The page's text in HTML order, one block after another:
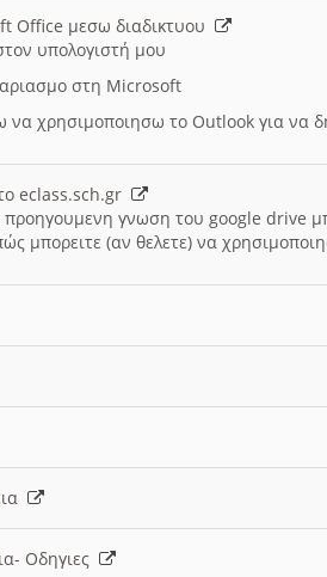
Office μεσω διαδικτυου
υπολογιστή μου
στη Microsoft
χρησιμοποιησω το Outlook για να
eclass.sch.gr
προηγουμενη γνωση του google drive
μπορειτε (αν θελετε) να
Οδηγιες